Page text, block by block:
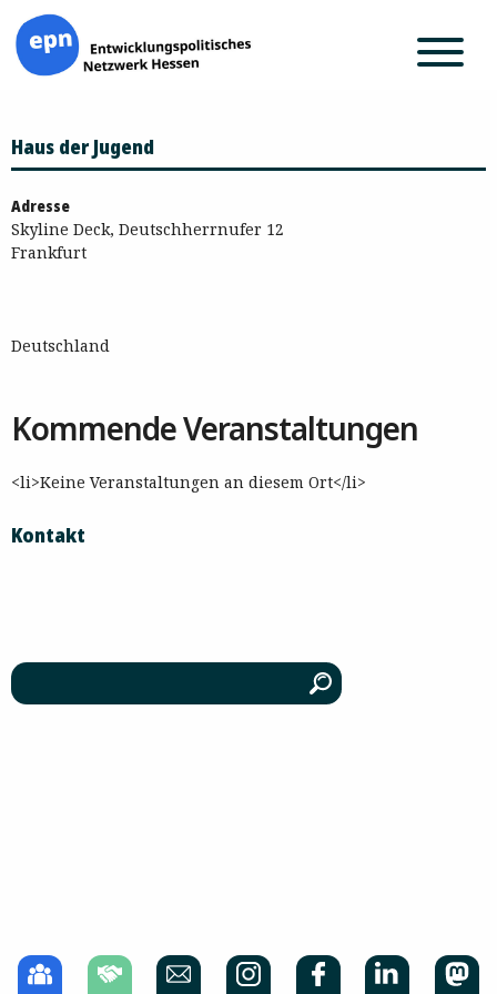
Inhalt
springen
Haus der Jugend
Adresse
Skyline Deck, Deutschherrnufer 12
Frankfurt
Deutschland
Kommende Veranstaltungen
<li>Keine Veranstaltungen an diesem Ort</li>
Kontakt